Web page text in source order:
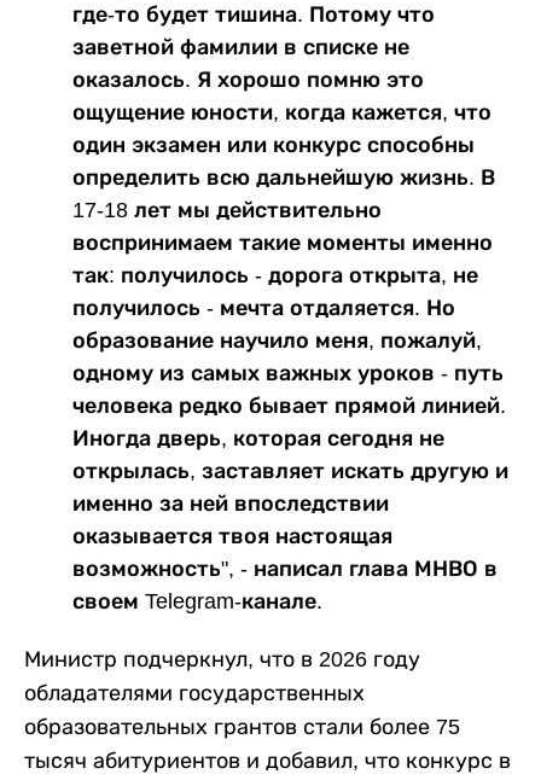
где-то будет тишина. Потому что
заветной фамилии в списке не
оказалось. Я хорошо помню это
ощущение юности, когда кажется, что
один экзамен или конкурс способны
определить всю дальнейшую жизнь. В
17-18 лет мы действительно
воспринимаем такие моменты именно
так: получилось - дорога открыта, не
получилось - мечта отдаляется. Но
образование научило меня, пожалуй,
одному из самых важных уроков - путь
человека редко бывает прямой линией.
Иногда дверь, которая сегодня не
открылась, заставляет искать другую и
именно за ней впоследствии
оказывается твоя настоящая
возможность", - написал глава МНВО в
своем Telegram-канале.
Министр подчеркнул, что в 2026 году
обладателями государственных
образовательных грантов стали более 75
тысяч абитуриентов и добавил, что конкурс в